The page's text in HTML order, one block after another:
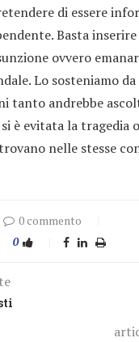
di essere
Basta
ovvero
Lo sosteniamo
tanto andrebbe
è evitata la tragedia
nelle stesse
0 commento
0